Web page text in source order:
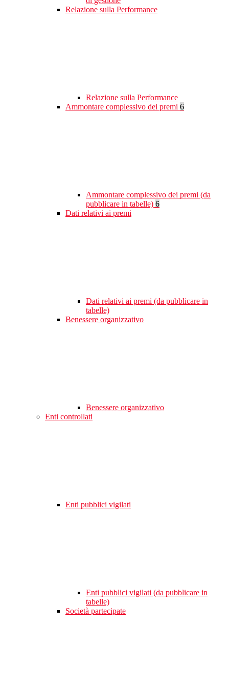
Relazione sulla Performance
Relazione sulla Performance
Ammontare complessivo dei premi 6
Ammontare complessivo dei premi (da
pubblicare in tabelle) 6
Dati relativi ai premi
Dati relativi ai premi (da pubblicare in
tabelle)
Benessere organizzativo
Benessere organizzativo
Enti controllati
Enti pubblici vigilati
Enti pubblici vigilati (da pubblicare in
tabelle)
Società partecipate